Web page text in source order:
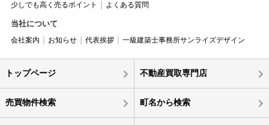
少しでも高く売るポイント
よくある質問
当社について
会社案内 お知らせ 代表挨拶 一級建築士事務所サンライズデザイン
トップページ 不動産買取専門店
売買物件検索 町名から検索